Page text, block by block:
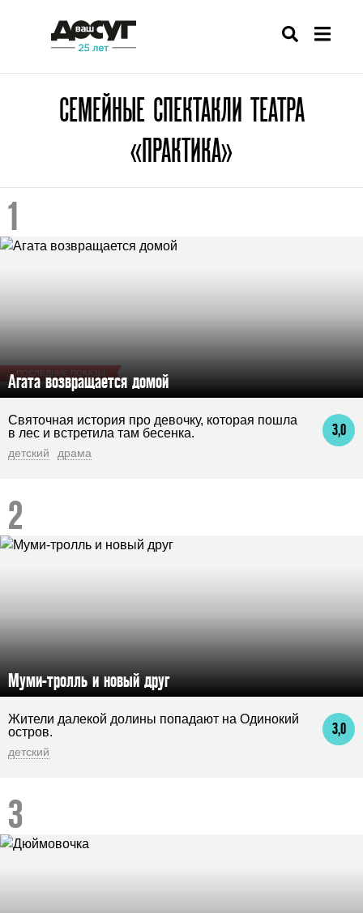
СЕМЕЙНЫЕ СПЕКТАКЛИ ТЕАТРА
«ПРАКТИКА»
ПОСЛЕДНИЕ ПОКАЗЫ
Агата возвращается домой
3,0
Святочная история про девочку, которая пошла
в лес и встретила там бесенка.
детский драма
Муми-тролль и новый друг
3,0
Жители далекой долины попадают на Одинокий
остров.
детский